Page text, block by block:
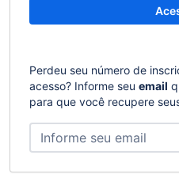
Perdeu seu número de
acesso? Informe seu email
para que você recupere